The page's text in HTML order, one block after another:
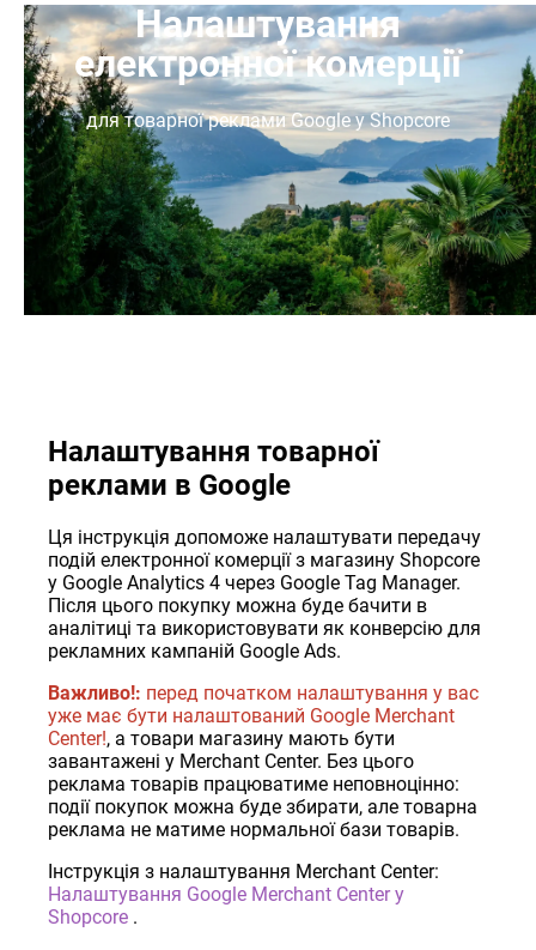
Налаштування
електронної комерції
для товарної реклами Google у Shopcore
Налаштування товарної
реклами в Google
Ця інструкція допоможе налаштувати передачу
подій електронної комерції з магазину Shopcore
у Google Analytics 4 через Google Tag Manager.
Після цього покупку можна буде бачити в
аналітиці та використовувати як конверсію для
рекламних кампаній Google Ads.
Важливо!: перед початком налаштування у вас
уже має бути налаштований Google Merchant
Center!, а товари магазину мають бути
завантажені у Merchant Center. Без цього
реклама товарів працюватиме неповноцінно:
події покупок можна буде збирати, але товарна
реклама не матиме нормальної бази товарів.
Інструкція з налаштування Merchant Center:
Налаштування Google Merchant Center у
Shopcore .